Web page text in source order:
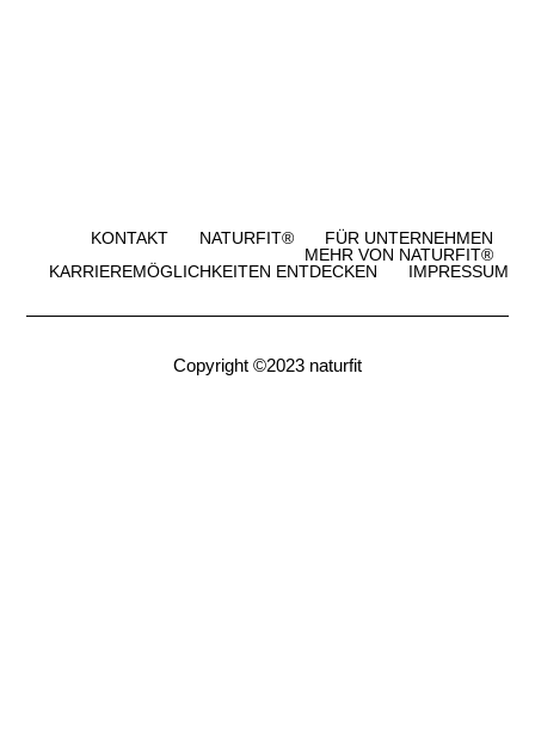
KONTAKT NATURFIT®
FÜR UNTERNEHMEN
MEHR VON NATURFIT®
KARRIEREMÖGLICHKEITEN ENTDECKEN
IMPRESSUM
Copyright ©2023 naturfit